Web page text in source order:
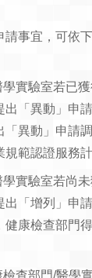
請事宜，可依
實驗室若已
「異動」申
異動」申請
範認證服務
實驗室若尚
出「增列」申
康檢查部門